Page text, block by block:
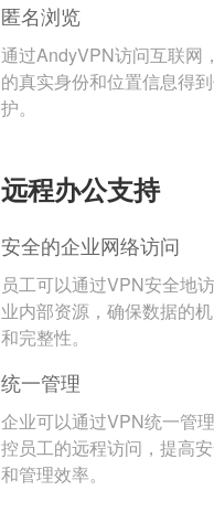
匿名浏览
通过AndyVPN访问互联网
的真实身份和位置信息得
护。
远程办公支持
安全的企业网络访问
员工可以通过VPN安全地
业内部资源，确保数据的
和完整性。
统一管理
企业可以通过VPN统一管
控员工的远程访问，提高
和管理效率。